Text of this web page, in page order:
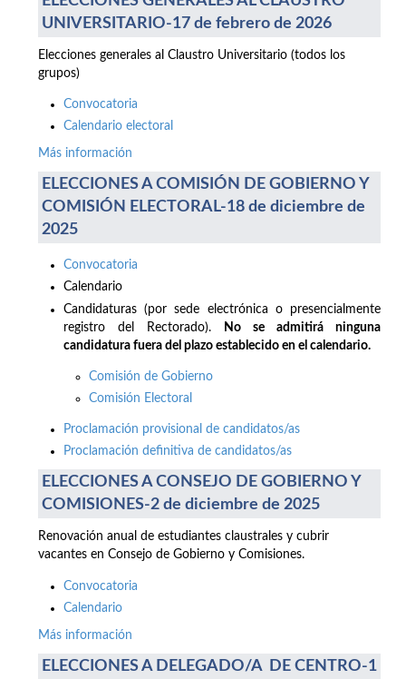
UNIVERSITARIO-17 de febrero de 2026
Elecciones generales al Claustro Universitario (todos los
grupos)
Convocatoria
Calendario electoral
Más información
ELECCIONES A COMISIÓN DE GOBIERNO Y
COMISIÓN ELECTORAL-18 de diciembre de
2025
Convocatoria
Calendario
Candidaturas (por sede electrónica o presencialmente
registro del Rectorado).
No se admitirá ninguna
candidatura fuera del plazo establecido en el calendario.
Comisión de Gobierno
Comisión Electoral
Proclamación provisional de candidatos/as
Proclamación definitiva de candidatos/as
ELECCIONES A CONSEJO DE GOBIERNO Y
COMISIONES-2 de diciembre de 2025
Renovación anual de estudiantes claustrales y cubrir
vacantes en Consejo de Gobierno y Comisiones.
Convocatoria
Calendario
Más información
ELECCIONES A DELEGADO/A DE CENTRO-1